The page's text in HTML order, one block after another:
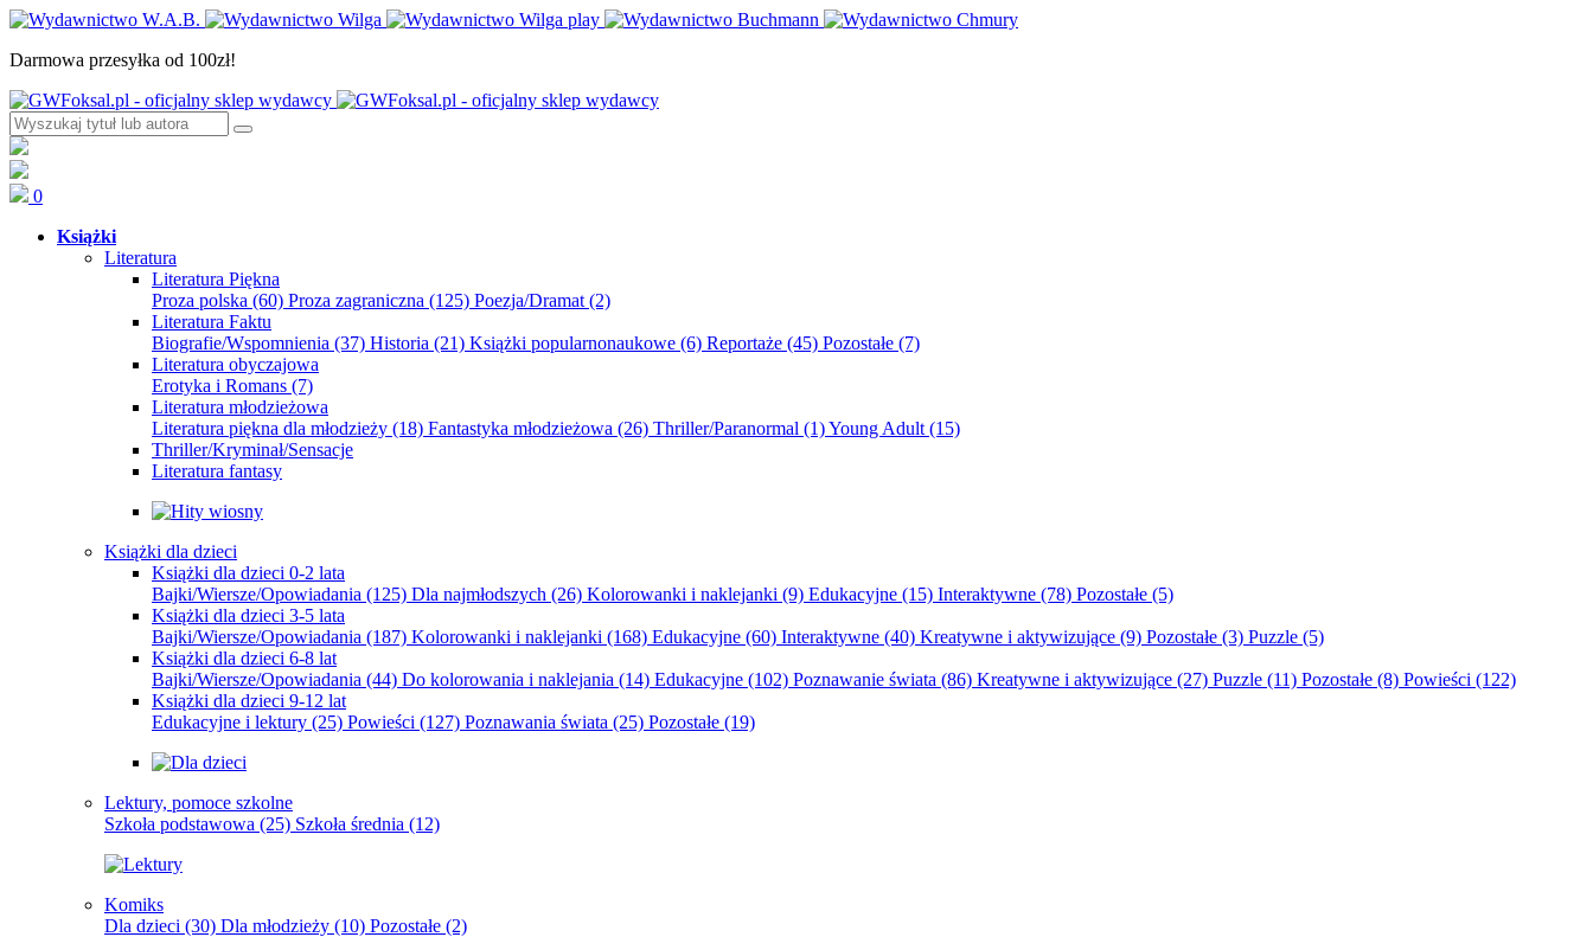
Darmowa przesyłka od 100zł!
0
Książki
Literatura
Literatura Piękna
Proza polska (60) Proza zagraniczna (125) Poezja/Dramat (2)
Literatura Faktu
Biografie/Wspomnienia (37) Historia (21) Książki popularnonaukowe (6) Reportaże (45) Pozostałe (7)
Literatura obyczajowa
Erotyka i Romans (7)
Literatura młodzieżowa
Literatura piękna dla młodzieży (18) Fantastyka młodzieżowa (26) Thriller/Paranormal (1)Young Adult (15)
Thriller/Kryminał/Sensacje
Literatura fantasy
Książki dla dzieci
Książki dla dzieci 0-2 lata
Bajki/Wiersze/Opowiadania (125) Dla najmłodszych (26) Kolorowanki i naklejanki (9) Edukacyjne (15) Interaktywne (78) Pozostałe (5)
Książki dla dzieci 3-5 lata
Bajki/Wiersze/Opowiadania (187) Kolorowanki i naklejanki (168) Edukacyjne (60) Interaktywne (40) Kreatywne i aktywizujące (9) Pozostałe (3) Puzzle (5)
Książki dla dzieci 6-8 lat
Bajki/Wiersze/Opowiadania (44) Do kolorowania i naklejania (14) Edukacyjne (102) Poznawanie świata (86) Kreatywne i aktywizujące (27) Puzzle (11) Pozostałe (8) Powieści (122)
Książki dla dzieci 9-12 lat
Edukacyjne i lektury (25) Powieści (127) Poznawania świata (25) Pozostałe (19)
Lektury, pomoce szkolne
Szkoła podstawowa (25) Szkoła średnia (12)
Komiks
Dla dzieci (30) Dla młodzieży (10) Pozostałe (2)